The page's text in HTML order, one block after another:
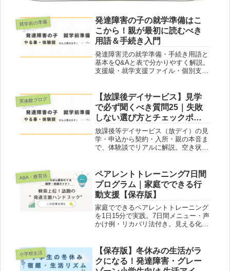
就学前の準備
発達障害の子の就学準備はこ
こから！親が最初に読むべき
用語＆手続き入門
発達障害児の就学準備・手続き用語と
基本をQ&Aと表で分かりやすく解説。
計画など、保護者の疑問もまるごとサ
ポート！
実体験ブログ
【放課後デイサービス】見学
で必ず聞くべき質問25｜失敗
しない選び方とチェックポイ
ント
放課後等デイサービス（放デイ）の見
学・申込から契約・入所・親の本音ま
や手続きの流れ、注意点、役立つ外部
リンク付きで、放デイ選びの悩みをサ
ポートします。
ABA・療育法
ペアレントトレーニング7日間
プログラム｜家庭でできる行
動支援【保存版】
家庭でできるペアレントトレーニング
を1日15分で実践。7日間メニュー・声
ールも紹介。
小学校生活
【保存版】冬休みの生活がラ